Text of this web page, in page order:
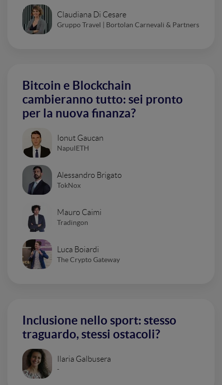
Claudiana Di Cesare
Gruppo Travel | Bortolan Carnevali & Partners
Bitcoin e Blockchain
cambieranno tutto: sei pronto
per la nuova finanza?
Ionut Gaucan
NapulETH
Alessandro Brigato
TokNox
Mauro Caimi
Tradingon
Luca Boiardi
The Crypto Gateway
Inclusione nello sport: stesso
traguardo, stessi ostacoli?
Ilaria Galbusera
-